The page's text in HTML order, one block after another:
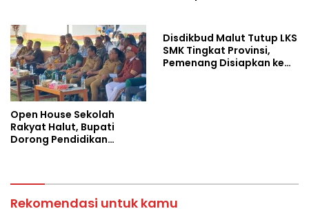
Open House Sekolah
Rakyat Halut, Bupati
Dorong Pendidikan
Disdikbud Malut Tutup LKS
SMK Tingkat Provinsi,
Pemenang Disiapkan ke
Rekomendasi untuk kamu